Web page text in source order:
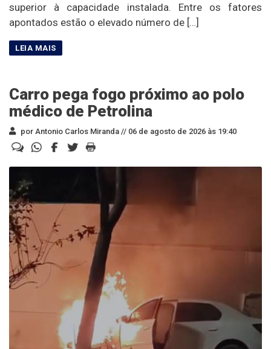
superior à capacidade instalada. Entre os fatores
apontados estão o elevado número de […]
Carro pega fogo próximo ao polo
médico de Petrolina
por Antonio Carlos Miranda // 06 de agosto de 2026 às 19:40